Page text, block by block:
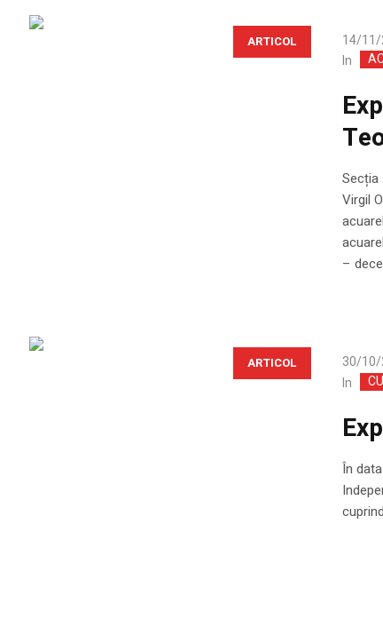
ARTICOL 14/
In
Secția
Virgil
–
ARTICOL 30/
In
În